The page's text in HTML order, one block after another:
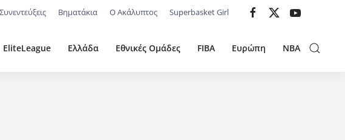
Συνεντεύξεις Βηματάκια Ο Ακάλυπτος Superbasket Girl
EliteLeague Ελλάδα Εθνικές Ομάδες FIBA Ευρώπη NBA